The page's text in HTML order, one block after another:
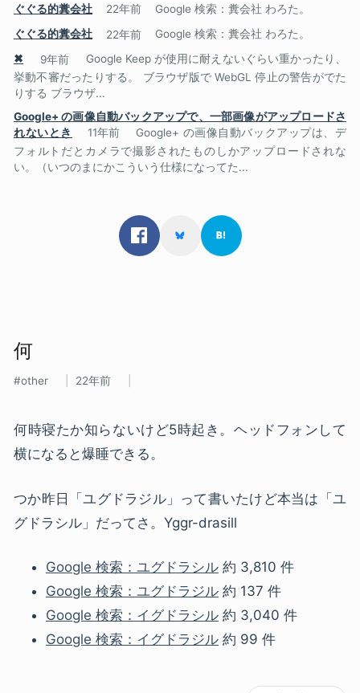
ぐぐる的糞会社
22年前
Google 検索：糞会社 わろた。
ぐぐる的糞会社
22年前
Google 検索：糞会社 わろた。
✖
9年前
Google Keep が使用に耐えないぐらい重かったり、
挙動不審だったりする。 ブラウザ版で WebGL 停止の警告がでた
りする ブラウザ...
Google+ の画像自動バックアップで、一部画像がアップロードさ
れないとき
11年前
Google+ の画像自動バックアップは、デ
フォルトだとカメラで撮影されたものしかアップロードされな
い。（いつのまにかこういう仕様になってた...
何
other 22年前
何時寝たか知らないけど5時起き。ヘッドフォンして
横になると爆睡できる。
つか昨日「ユグドラジル」って書いたけど本当は「ユ
グドラシル」だってさ。Yggr-drasill
Google 検索：ユグドラシル 約 3,810 件
Google 検索：ユグドラジル 約 137 件
Google 検索：イグドラシル 約 3,040 件
Google 検索：イグドラジル 約 99 件